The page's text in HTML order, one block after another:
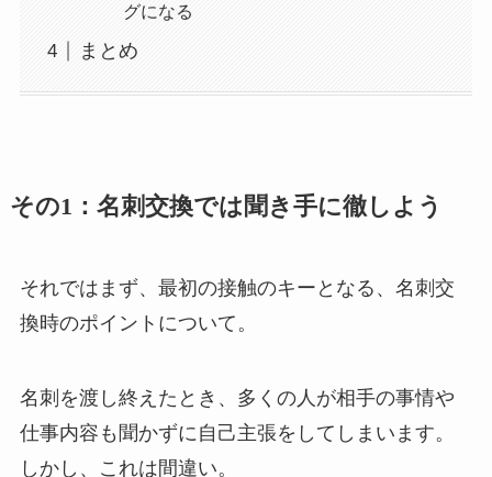
グになる
まとめ
その1：名刺交換では聞き手に徹しよう
それではまず、最初の接触のキーとなる、名刺交
換時のポイントについて。
名刺を渡し終えたとき、多くの人が相手の事情や
仕事内容も聞かずに自己主張をしてしまいます。
しかし、これは間違い。